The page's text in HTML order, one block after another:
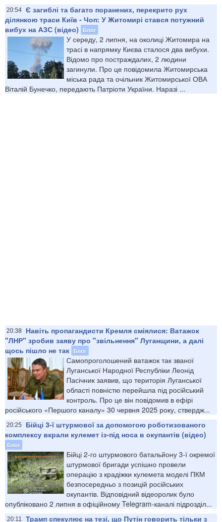
20:54 Є загиблі та багато поранених, перекрито рух
ділянкою траси Київ - Чоп: У Житомирі стався потужний
вибух на АЗС (відео)
Блог
У середу, 2 липня, на околиці Житомира на
трасі в напрямку Києва сталося два вибухи.
Відомо про постраждалих, 2 людини
загинули. Про це повідомила Житомирська
міська рада та очільник Житомирської ОВА
Віталій Бунечко, передають Патріоти України. Наразі ...
20:38
Навіть пропагандисти Кремля сміялися: Ватажок
"ЛНР" зробив заяву про "звільнення" Луганщини, а далі
щось пішло не так Блог
Самопроголошений ватажок так званої
Луганської Народної Республіки Леонід
Пасічник заявив, що територія Луганської
області повністю перейшла під російський
контроль. Про це він повідомив в ефірі
російського «Першого каналу» 30 червня 2025 року, ствердж...
20:25
Бійці 3-ї штурмової за допомогою роботизованого
комплексу вкрали кулемет із-під носа в окупантів (відео)
Блог
Бійці 2-го штурмового батальйону 3-ї окремої
штурмової бригади успішно провели
операцію з крадіжки кулемета моделі ПКМ
безпосередньо з позицій російських
окупантів. Відповідний відеоролик було
опубліковано 2 липня в офіційному Telegram-каналі підрозділ...
20:11
Трамп спекулює на тезі, що Путін говорить тільки з